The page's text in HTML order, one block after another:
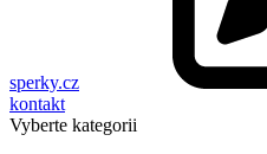
sperky.cz
kontakt
Vyberte kategorii